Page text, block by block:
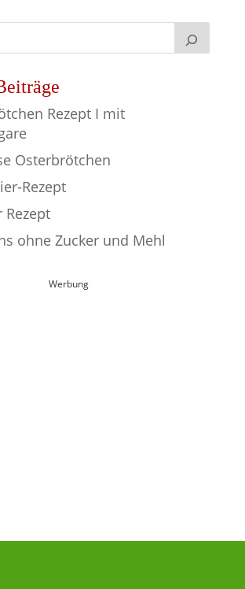
Rezept I mit
Osterbrötchen
Rezept
Rezept
ohne Zucker und Mehl
Werbung